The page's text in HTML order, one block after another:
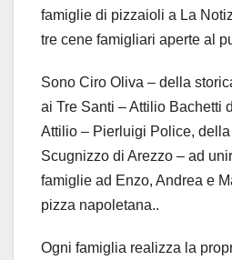
famiglie di pizzaioli a La
tre cene famigliari aperte al
Sono Ciro Oliva – della
ai Tre Santi – Attilio Bachetti
Attilio – Pierluigi Police, della
Scugnizzo di Arezzo – ad
famiglie ad Enzo, Andrea e
pizza napoletana..
Ogni famiglia realizza la